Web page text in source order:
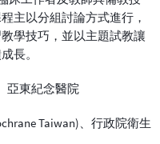
主以分組討論方式進行，
學技巧，並以主題試教讓
長。
亞東紀念醫院
Taiwan)、行政院衛生